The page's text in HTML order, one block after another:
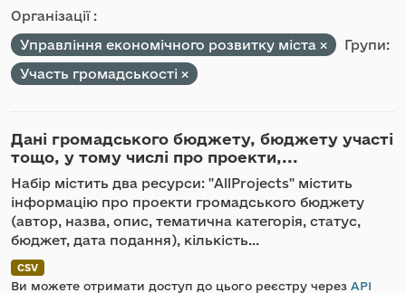
Організації :
Управління економічного розвитку міста
Групи:
Участь громадськості
Дані громадського бюджету, бюджету участі
тощо, у тому числі про проекти,...
Набір містить два ресурси: "AllProjects" містить
інформацію про проекти громадського бюджету
(автор, назва, опис, тематична категорія, статус,
бюджет, дата подання), кількість...
CSV
Ви можете отримати доступ до цього реєстру через API